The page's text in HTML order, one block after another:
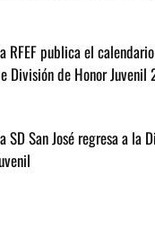
RFEF publica el
División de Honor Juvenil
SD San José regresa a la